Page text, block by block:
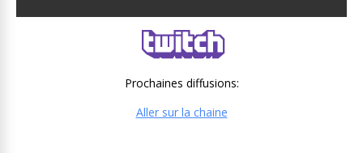
Prochaines diffusions:
Aller sur la chaine